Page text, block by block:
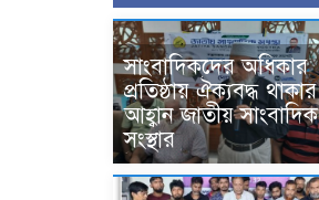
সাংবাদিকদের অধিকার
প্রতিষ্ঠায় ঐক্যবদ্ধ থাকার
আহ্বান জাতীয় সাংবাদিক
সংস্থার